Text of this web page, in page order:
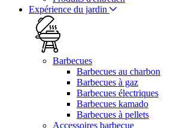
Expérience du jardin
Barbecues
Barbecues au charbon
Barbecues à gaz
Barbecues électriques
Barbecues kamado
Barbecues à pellets
Accessoires barbecue